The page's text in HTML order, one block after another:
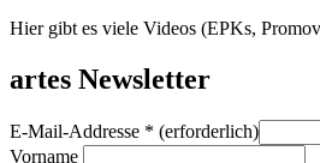
Hier gibt es viele Videos (EPKs,
artes Newsletter
E-Mail-Addresse * (erforderlich)
Vorname